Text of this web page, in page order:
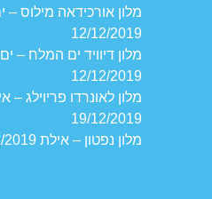
מלון אורכידאה מילוס
12/12/2019
מלון דיוויד ים המלח –
12/12/2019
מלון לאונרדו פריוילג –
19/12/2019
מלון נפטון – אילת 06/12/2019